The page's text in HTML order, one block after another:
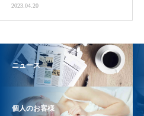
2023.04.20
ニュース
個人のお客様